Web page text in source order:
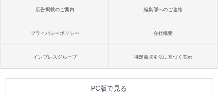
広告掲載のご案内 編集部へのご連絡
プライバシーポリシー 会社概要
インプレスグループ 特定商取引法に基づく表示
PC版で見る